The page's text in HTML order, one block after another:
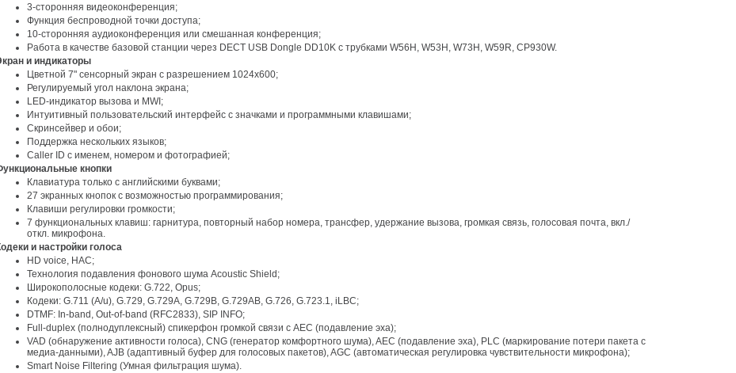
3-сторонняя видеоконференция;
Функция беспроводной точки доступа;
10-сторонняя аудиоконференция или смешанная конференция;
Работа в качестве базовой станции через DECT USB Dongle DD10K с трубками W56H, W53H, W73H, W59R, CP930W.
Экран и индикаторы
Цветной 7" сенсорный экран с разрешением 1024х600;
Регулируемый угол наклона экрана;
LED-индикатор вызова и MWI;
Интуитивный пользовательский интерфейс с значками и программными клавишами;
Скринсейвер и обои;
Поддержка нескольких языков;
Caller ID с именем, номером и фотографией;
Функциональные кнопки
Клавиатура только с английскими буквами;
27 экранных кнопок с возможностью программирования;
Клавиши регулировки громкости;
7 функциональных клавиш: гарнитура, повторный набор номера, трансфер, удержание вызова, громкая связь, голосовая почта, вкл./
откл. микрофона.
Кодеки и настройки голоса
HD voice, HAC;
Технология подавления фонового шума Acoustic Shield;
Широкополосные кодеки: G.722, Opus;
Кодеки: G.711 (A/u), G.729, G.729A, G.729B, G.729AB, G.726, G.723.1, iLBC;
DTMF: In-band, Out-of-band (RFC2833), SIP INFO;
Full-duplex (полнодуплексный) спикерфон громкой связи с AEC (подавление эха);
VAD (обнаружение активности голоса), CNG (генератор комфортного шума), AEC (подавление эха), PLC (маркирование потери пакета с
медиа-данными), AJB (адаптивный буфер для голосовых пакетов), AGC (автоматическая регулировка чувствительности микрофона);
Smart Noise Filtering (Умная фильтрация шума).